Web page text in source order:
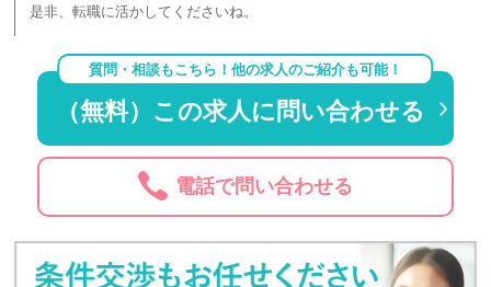
是非、転職に活かしてくださいね。
質問・相談もこちら！他の求人のご紹介も可能！
（無料）この求人に問い合わせる
電話で問い合わせる